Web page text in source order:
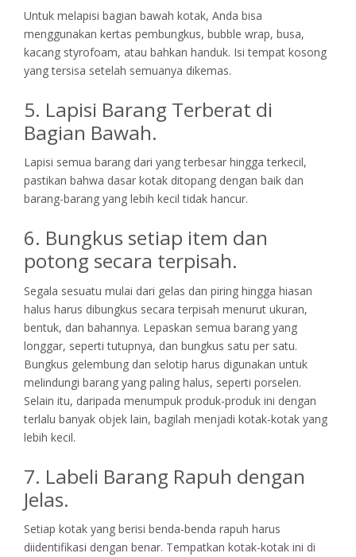
Untuk melapisi bagian bawah kotak, Anda bisa
menggunakan kertas pembungkus, bubble wrap, busa,
kacang styrofoam, atau bahkan handuk. Isi tempat kosong
yang tersisa setelah semuanya dikemas.
5. Lapisi Barang Terberat di
Bagian Bawah.
Lapisi semua barang dari yang terbesar hingga terkecil,
pastikan bahwa dasar kotak ditopang dengan baik dan
barang-barang yang lebih kecil tidak hancur.
6. Bungkus setiap item dan
potong secara terpisah.
Segala sesuatu mulai dari gelas dan piring hingga hiasan
halus harus dibungkus secara terpisah menurut ukuran,
bentuk, dan bahannya. Lepaskan semua barang yang
longgar, seperti tutupnya, dan bungkus satu per satu.
Bungkus gelembung dan selotip harus digunakan untuk
melindungi barang yang paling halus, seperti porselen.
Selain itu, daripada menumpuk produk-produk ini dengan
terlalu banyak objek lain, bagilah menjadi kotak-kotak yang
lebih kecil.
7. Labeli Barang Rapuh dengan
Jelas.
Setiap kotak yang berisi benda-benda rapuh harus
diidentifikasi dengan benar. Tempatkan kotak-kotak ini di